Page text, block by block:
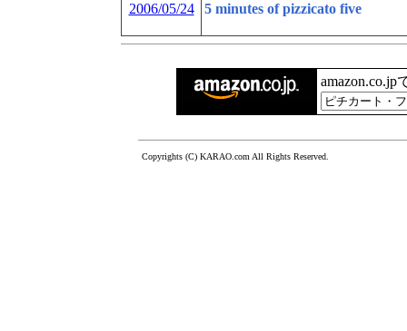
2006/05/24 5 minutes of pizzicato five
amazon.co.jp
Copyrights (C) KARAO.com All Rights Reserved.